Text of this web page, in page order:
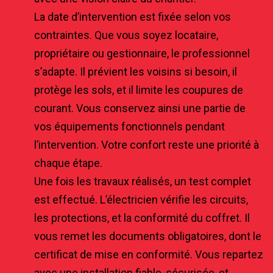
La date d’intervention est fixée selon vos
contraintes. Que vous soyez locataire,
propriétaire ou gestionnaire, le professionnel
s’adapte. Il prévient les voisins si besoin, il
protège les sols, et il limite les coupures de
courant. Vous conservez ainsi une partie de
vos équipements fonctionnels pendant
l’intervention. Votre confort reste une priorité à
chaque étape.
Une fois les travaux réalisés, un test complet
est effectué. L’électricien vérifie les circuits,
les protections, et la conformité du coffret. Il
vous remet les documents obligatoires, dont le
certificat de mise en conformité. Vous repartez